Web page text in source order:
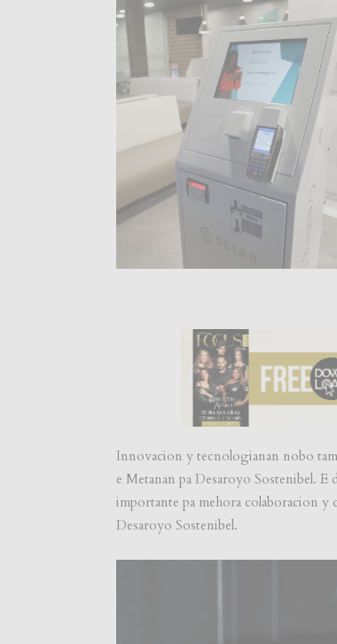
Innovacion y tecnologianan nobo
e Metanan pa Desaroyo Sostenibel. E
importante pa mehora colaboracion y
Desaroyo Sostenibel.